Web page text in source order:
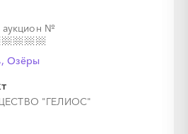
№
Озёры
"ГЕЛИОС"